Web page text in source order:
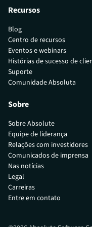
Recursos
Blog
Centro de recursos
Eventos e webinars
Histórias de sucesso de
Suporte
Comunidade Absoluta
Sobre
Sobre Absolute
Equipe de liderança
Relações com investidores
Comunicados de imprensa
Nas notícias
Legal
Carreiras
Entre em contato